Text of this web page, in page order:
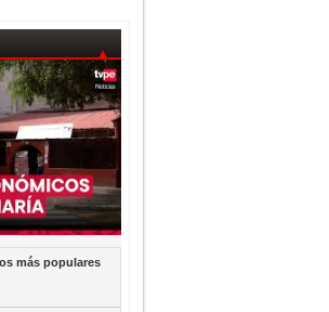
más populares